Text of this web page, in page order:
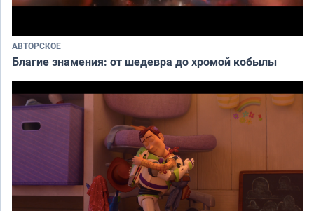
АВТОРСКОЕ
Благие знамения: от шедевра до хромой кобылы